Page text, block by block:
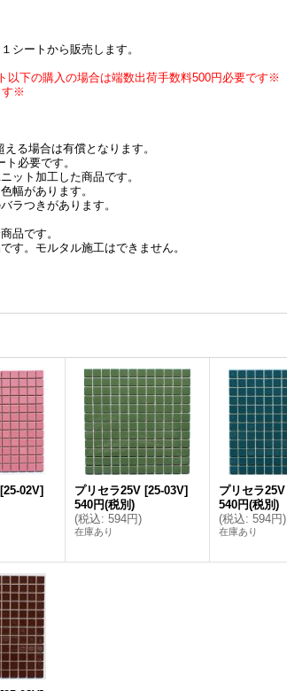
シートから販売します。
以下の購入の場合は端数出荷手数料500円必要です※
す※
える場合は有償となります。
ト必要です。
ット加工した商品です。
幅があります。
ラつきがあります。
品です。
す。モルタル施工はできません。
[25-02V]
プリセラ25V [25-03V]
540円(税別)
(税込: 594円)
在庫あり
プリセラ25V
540円(税別)
(税込: 594円)
在庫あり